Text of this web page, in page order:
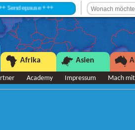
+++
Afrika
Asien
Academy Impressum Mach mit